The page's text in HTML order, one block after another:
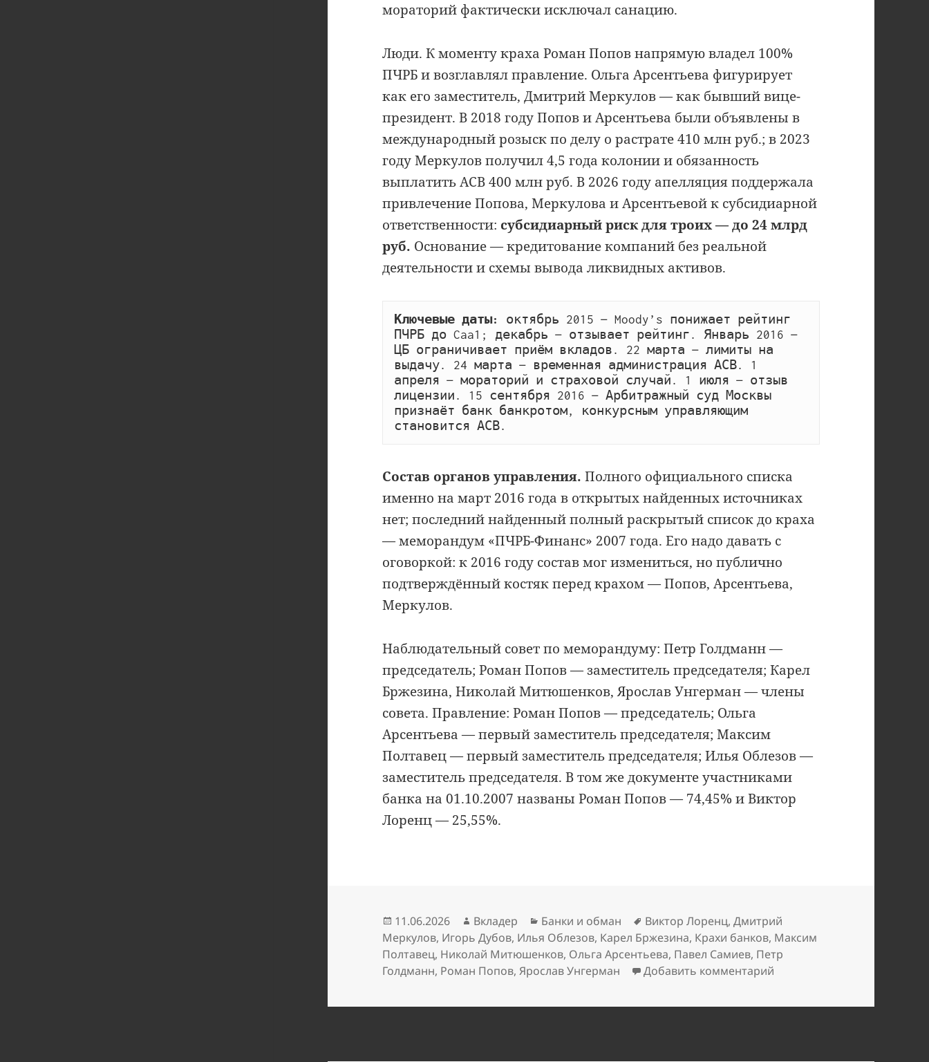
мораторий фактически исключал санацию.
Люди. К моменту краха Роман Попов напрямую владел 100%
ПЧРБ и возглавлял правление. Ольга Арсентьева фигурирует
как его заместитель, Дмитрий Меркулов — как бывший вице-
президент. В 2018 году Попов и Арсентьева были объявлены в
международный розыск по делу о растрате 410 млн руб.; в 2023
году Меркулов получил 4,5 года колонии и обязанность
выплатить АСВ 400 млн руб. В 2026 году апелляция поддержала
привлечение Попова, Меркулова и Арсентьевой к субсидиарной
ответственности: субсидиарный риск для троих — до 24 млрд
руб. Основание — кредитование компаний без реальной
деятельности и схемы вывода ликвидных активов.
Ключевые даты: октябрь 2015 — Moody’s понижает рейтинг
ПЧРБ до Caa1; декабрь — отзывает рейтинг. Январь 2016 —
ЦБ ограничивает приём вкладов. 22 марта — лимиты на
выдачу. 24 марта — временная администрация АСВ. 1
апреля — мораторий и страховой случай. 1 июля — отзыв
лицензии. 15 сентября 2016 — Арбитражный суд Москвы
признаёт банк банкротом, конкурсным управляющим
становится АСВ.
Состав органов управления. Полного официального списка
именно на март 2016 года в открытых найденных источниках
нет; последний найденный полный раскрытый список до краха
— меморандум «ПЧРБ-Финанс» 2007 года. Его надо давать с
оговоркой: к 2016 году состав мог измениться, но публично
подтверждённый костяк перед крахом — Попов, Арсентьева,
Меркулов.
Наблюдательный совет по меморандуму: Петр Голдманн —
председатель; Роман Попов — заместитель председателя; Карел
Бржезина, Николай Митюшенков, Ярослав Унгерман — члены
совета. Правление: Роман Попов — председатель; Ольга
Арсентьева — первый заместитель председателя; Максим
Полтавец — первый заместитель председателя; Илья Облезов —
заместитель председателя. В том же документе участниками
банка на 01.10.2007 названы Роман Попов — 74,45% и Виктор
Лоренц — 25,55%.
Опубликовано
11.06.2026 Автор
Вкладер Рубрики
Банки и обман Метки
Виктор Лоренц,Дмитрий
Меркулов, Игорь Дубов, Илья Облезов, Карел Бржезина, Крахи банков, Максим
Полтавец, Николай Митюшенков, Ольга Арсентьева, Павел Самиев, Петр
Голдманн, Роман Попов,Ярослав Унгерман Добавить комментарий